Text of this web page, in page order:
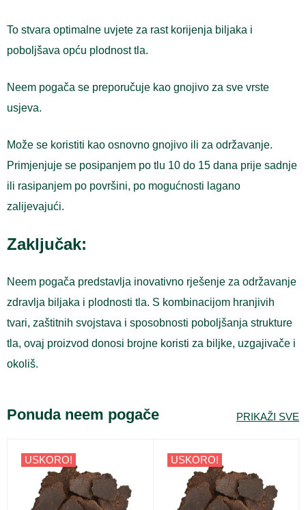
To stvara optimalne uvjete za rast korijenja biljaka i
poboljšava opću plodnost tla.
Neem pogača se preporučuje kao gnojivo za sve vrste
usjeva.
Može se koristiti kao osnovno gnojivo ili za održavanje.
Primjenjuje se posipanjem po tlu 10 do 15 dana prije sadnje
ili rasipanjem po površini, po mogućnosti lagano
zalijevajući.
Zaključak:
Neem pogača predstavlja inovativno rješenje za održavanje
zdravlja biljaka i plodnosti tla. S kombinacijom hranjivih
tvari, zaštitnih svojstava i sposobnosti poboljšanja strukture
tla, ovaj proizvod donosi brojne koristi za biljke, uzgajivače i
okoliš.
Ponuda neem pogače
USKORO! USKORO!
PRIKAŽI SVE